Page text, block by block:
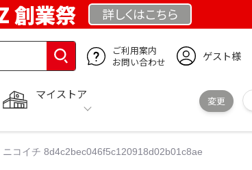
創業祭 詳しくはこちら
ご利用案内
お問い合わせ
ゲスト様
マイストア
変更
コイチ 8d4c2bec046f5c120918d02b01c8ae